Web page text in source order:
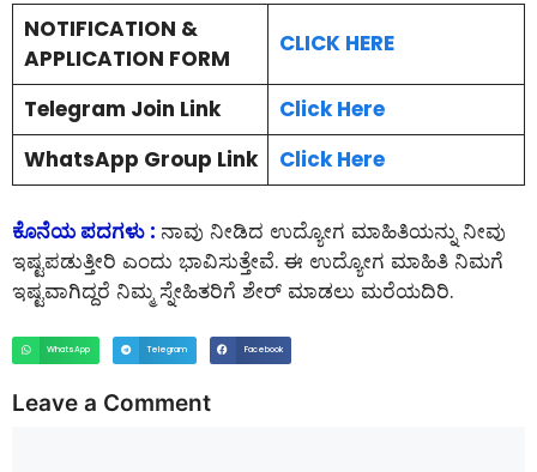
NOTIFICATION &
APPLICATION FORM
CLICK HERE
Telegram Join Link
Click Here
WhatsApp Group Link
Click Here
ಕೊನೆಯ ಪದಗಳು : ನಾವು ನೀಡಿದ ಉದ್ಯೋಗ ಮಾಹಿತಿಯನ್ನು ನೀವು
ಇಷ್ಟಪಡುತ್ತೀರಿ ಎಂದು ಭಾವಿಸುತ್ತೇವೆ. ಈ ಉದ್ಯೋಗ ಮಾಹಿತಿ ನಿಮಗೆ
ಇಷ್ಟವಾಗಿದ್ದರೆ ನಿಮ್ಮ ಸ್ನೇಹಿತರಿಗೆ ಶೇರ್ ಮಾಡಲು ಮರೆಯದಿರಿ.
WhatsApp Telegram Facebook
Leave a Comment